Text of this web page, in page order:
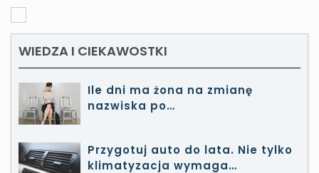
WIEDZA I CIEKAWOSTKI
Ile dni ma żona na zmianę
nazwiska po…
Przygotuj auto do lata. Nie tylko
klimatyzacja wymaga…